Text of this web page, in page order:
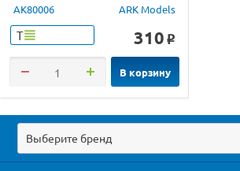
AK80006 ARK Models
Т 310 o
В корзину
Выберите бренд